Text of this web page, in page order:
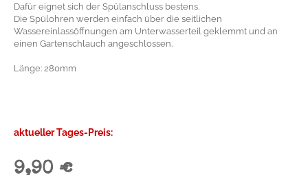
Dafür eignet sich der Spülanschluss bestens.
Die Spülohren werden einfach über die seitlichen
Wassereinlassöffnungen am Unterwasserteil geklemmt und an
einen Gartenschlauch angeschlossen.
Länge: 280mm
aktueller Tages-Preis:
9,90 €